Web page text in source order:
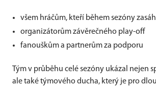
všem hráčům, kteří během sezóny
organizátorům závěrečného play-off
fanouškům a partnerům za podporu
Tým v průběhu celé sezóny ukázal nejen
ale také týmového ducha, který je pro